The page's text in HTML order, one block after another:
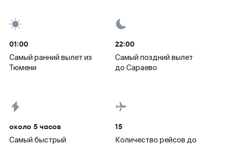
01:00
Самый ранний вылет из
Тюмени
22:00
Самый поздний вылет
до Сараево
около 5 часов
Самый быстрый
15
Количество рейсов до